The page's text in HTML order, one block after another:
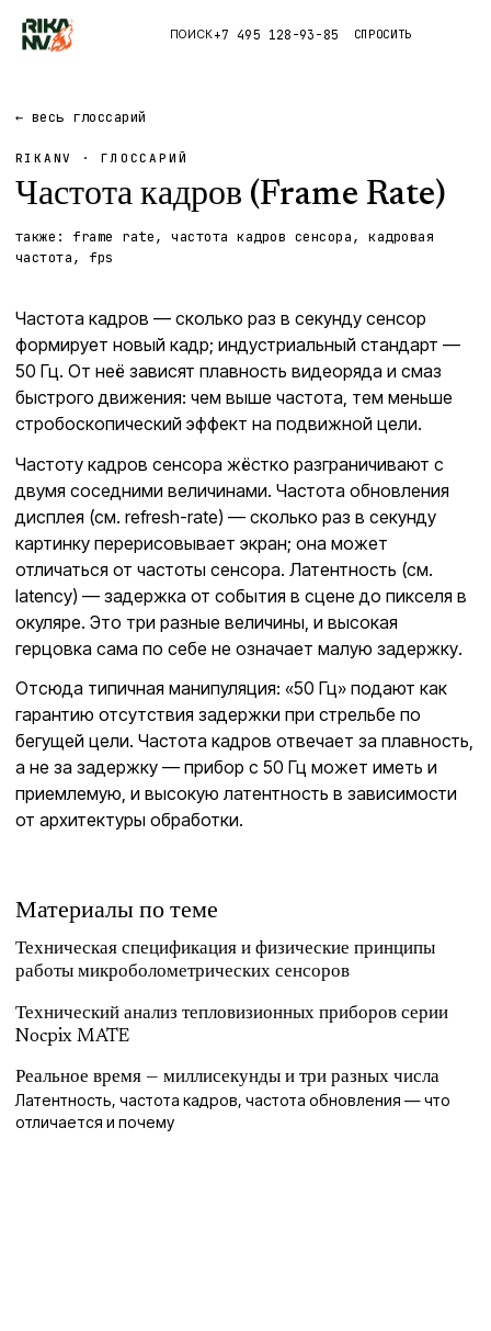
ПОИСК+7 495 128-93-85 СПРОСИТЬ
Приложения
Правда
← весь глоссарий
RIKANV · ГЛОССАРИЙ
Частота кадров (Frame Rate)
также: frame rate, частота кадров сенсора, кадровая
частота, fps
Частота кадров — сколько раз в секунду сенсор
формирует новый кадр; индустриальный стандарт —
50 Гц. От неё зависят плавность видеоряда и смаз
быстрого движения: чем выше частота, тем меньше
стробоскопический эффект на подвижной цели.
Частоту кадров сенсора жёстко разграничивают с
двумя соседними величинами. Частота обновления
дисплея (см. refresh-rate) — сколько раз в секунду
картинку перерисовывает экран; она может
отличаться от частоты сенсора. Латентность (см.
latency) — задержка от события в сцене до пикселя в
окуляре. Это три разные величины, и высокая
герцовка сама по себе не означает малую задержку.
Отсюда типичная манипуляция: «50 Гц» подают как
гарантию отсутствия задержки при стрельбе по
бегущей цели. Частота кадров отвечает за плавность,
а не за задержку — прибор с 50 Гц может иметь и
приемлемую, и высокую латентность в зависимости
от архитектуры обработки.
Материалы по теме
Техническая спецификация и физические принципы
работы микроболометрических сенсоров
Технический анализ тепловизионных приборов серии
Nocpix MATE
Реальное время — миллисекунды и три разных числа
Латентность, частота кадров, частота обновления — что
отличается и почему